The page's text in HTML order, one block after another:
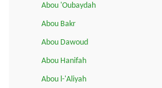
Abou 'Oubaydah
Abou Bakr
Abou Dawoud
Abou Hanifah
Abou l-'Aliyah